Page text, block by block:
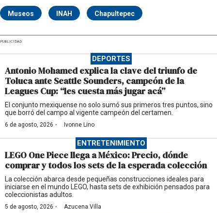
Museos INAH Chapultepec
PUBLICIDAD
DEPORTES
Antonio Mohamed explica la clave del triunfo de
Toluca ante Seattle Sounders, campeón de la
Leagues Cup: “les cuesta más jugar acá”
El conjunto mexiquense no solo sumó sus primeros tres puntos, sino
que borró del campo al vigente campeón del certamen.
6 de agosto, 2026 · Ivonne Lino
ENTRETENIMIENTO
LEGO One Piece llega a México: Precio, dónde
comprar y todos los sets de la esperada colección
La colección abarca desde pequeñas construcciones ideales para
iniciarse en el mundo LEGO, hasta sets de exhibición pensados para
coleccionistas adultos.
5 de agosto, 2026 · Azucena Villa